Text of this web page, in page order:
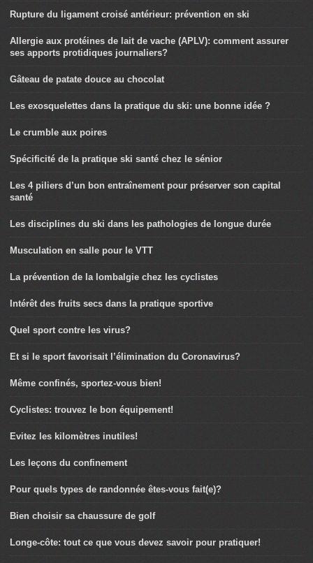
Rupture du ligament croisé antérieur: prévention en ski
Allergie aux protéines de lait de vache (APLV): comment assurer
ses apports protidiques journaliers?
Gâteau de patate douce au chocolat
Les exosquelettes dans la pratique du ski: une bonne idée ?
Le crumble aux poires
Spécificité de la pratique ski santé chez le sénior
Les 4 piliers d’un bon entraînement pour préserver son capital
santé
Les disciplines du ski dans les pathologies de longue durée
Musculation en salle pour le VTT
La prévention de la lombalgie chez les cyclistes
Intérêt des fruits secs dans la pratique sportive
Quel sport contre les virus?
Et si le sport favorisait l’élimination du Coronavirus?
Même confinés, sportez-vous bien!
Cyclistes: trouvez le bon équipement!
Evitez les kilomètres inutiles!
Les leçons du confinement
Pour quels types de randonnée êtes-vous fait(e)?
Bien choisir sa chaussure de golf
Longe-côte: tout ce que vous devez savoir pour pratiquer!